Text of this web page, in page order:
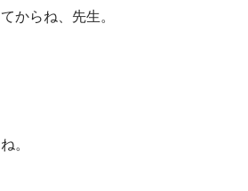
からね、先生。
。